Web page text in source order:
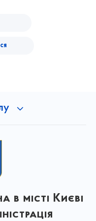
в місті Києві